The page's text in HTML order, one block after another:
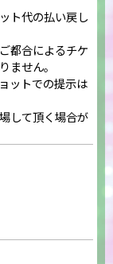
ト代の払い戻し
都合によるチケ
ません。
ットでの提示は
して頂く場合が